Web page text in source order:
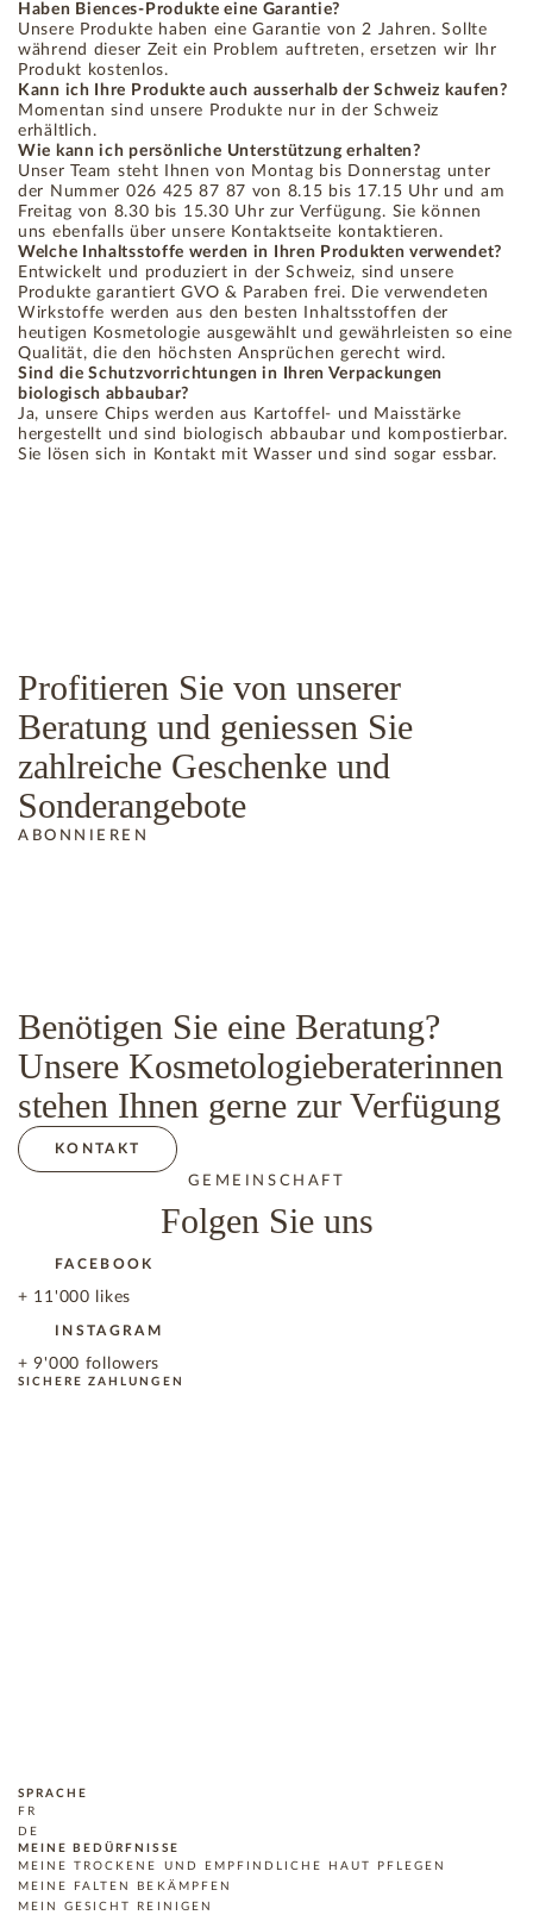
Haben Biences-Produkte eine Garantie?
Unsere Produkte haben eine Garantie von 2 Jahren. Sollte
während dieser Zeit ein Problem auftreten, ersetzen wir Ihr
Produkt kostenlos.
Kann ich Ihre Produkte auch ausserhalb der Schweiz kaufen?
Momentan sind unsere Produkte nur in der Schweiz
erhältlich.
Wie kann ich persönliche Unterstützung erhalten?
Unser Team steht Ihnen von Montag bis Donnerstag unter
der Nummer 026 425 87 87 von 8.15 bis 17.15 Uhr und am
Freitag von 8.30 bis 15.30 Uhr zur Verfügung. Sie können
uns ebenfalls über unsere Kontaktseite kontaktieren.
Welche Inhaltsstoffe werden in Ihren Produkten verwendet?
Entwickelt und produziert in der Schweiz, sind unsere
Produkte garantiert GVO & Paraben frei. Die verwendeten
Wirkstoffe werden aus den besten Inhaltsstoffen der
heutigen Kosmetologie ausgewählt und gewährleisten so eine
Qualität, die den höchsten Ansprüchen gerecht wird.
Sind die Schutzvorrichtungen in Ihren Verpackungen
biologisch abbaubar?
Ja, unsere Chips werden aus Kartoffel- und Maisstärke
hergestellt und sind biologisch abbaubar und kompostierbar.
Sie lösen sich in Kontakt mit Wasser und sind sogar essbar.
Profitieren Sie von unserer
Beratung und geniessen Sie
zahlreiche Geschenke und
Sonderangebote
ABONNIEREN
Benötigen Sie eine Beratung?
Unsere Kosmetologieberaterinnen
stehen Ihnen gerne zur Verfügung
KONTAKT
GEMEINSCHAFT
Folgen Sie uns
FACEBOOK
+ 11'000 likes
INSTAGRAM
+ 9'000 followers
SICHERE ZAHLUNGEN
SPRACHE
FR
DE
MEINE BEDÜRFNISSE
MEINE TROCKENE UND EMPFINDLICHE HAUT PFLEGEN
MEINE FALTEN BEKÄMPFEN
MEIN GESICHT REINIGEN